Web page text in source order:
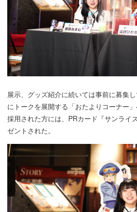
展示、グッズ紹介に続いては事前に募集
にトークを展開する「おたよりコーナー
採用された方には、PRカード『サンライ
ゼントされた。